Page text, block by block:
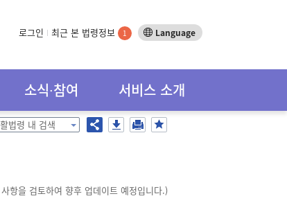
로그인 최근 본 법령정보 1 Language
소식∙참여 서비스 소개
법령 내 검색
항을 검토하여 향후 업데이트 예정입니다.)